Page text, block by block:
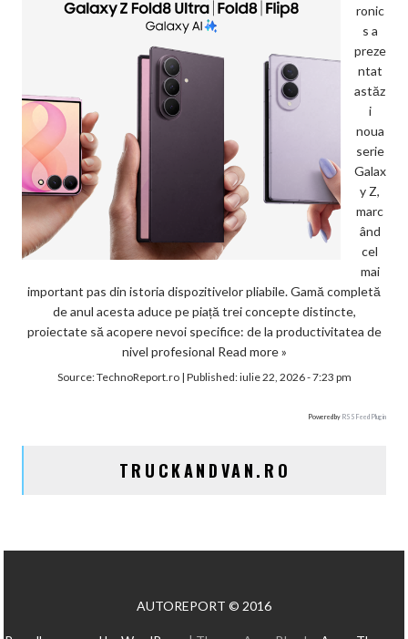
ronic
s a
preze
ntat
astăz
i
noua
serie
Galax
y Z,
marc
ând
cel
mai
important pas din istoria dispozitivelor pliabile. Gamă completă
de anul acesta aduce pe piață trei concepte distincte,
proiectate să acopere nevoi specifice: de la productivitatea de
nivel profesional Read more »
Source:TechnoReport.ro| Published:iulie 22, 2026 - 7:23 pm
Powered by RSS Feed Plugin
TRUCKANDVAN.RO
AUTOREPORT © 2016